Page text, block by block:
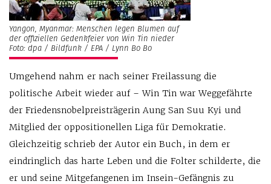
Yangon, Myanmar: Menschen legen Blumen auf
der offiziellen Gedenkfeier von Win Tin nieder
Foto: dpa / Bildfunk / EPA / Lynn Bo Bo
Umgehend nahm er nach seiner Freilassung die
politische Arbeit wieder auf – Win Tin war Weggefährte
der Friedensnobelpreisträgerin Aung San Suu Kyi und
Mitglied der oppositionellen Liga für Demokratie.
Gleichzeitig schrieb der Autor ein Buch, in dem er
eindringlich das harte Leben und die Folter schilderte, die
er und seine Mitgefangenen im Insein-Gefängnis zu